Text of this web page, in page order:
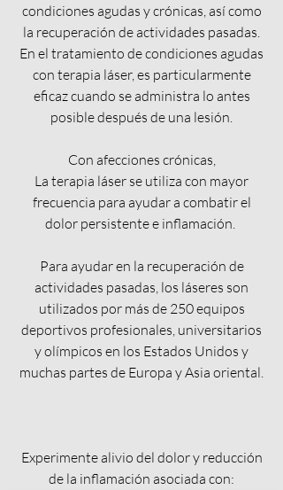
condiciones agudas y crónicas, así como
la recuperación de actividades pasadas.
En el tratamiento de condiciones agudas
con terapia láser, es particularmente
eficaz cuando se administra lo antes
posible después de una lesión.
Con afecciones crónicas,
La terapia láser se utiliza con mayor
frecuencia para ayudar a combatir el
dolor persistente e inflamación.
Para ayudar en la recuperación de
actividades pasadas, los láseres son
utilizados por más de 250 equipos
deportivos profesionales, universitarios
y olímpicos en los Estados Unidos y
muchas partes de Europa y Asia oriental.
Experimente alivio del dolor y reducción
de la inflamación asociada con: